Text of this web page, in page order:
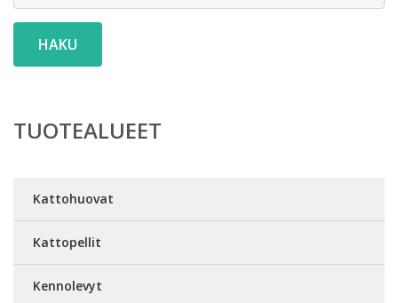
HAKU
TUOTEALUEET
Kattohuovat
Kattopellit
Kennolevyt